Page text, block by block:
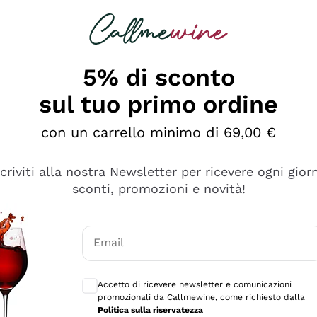
è male ma secondo me ci sono alternative che
5% di sconto
sul tuo primo ordine
con un carrello minimo di 69,00 €
alla nostra Newsletter per ricevere ogni
sconti, promozioni e novità!
Email
Accetto di ricevere newsletter e comunicazioni
promozionali da Callmewine, come richiesto dalla
Politica sulla riservatezza